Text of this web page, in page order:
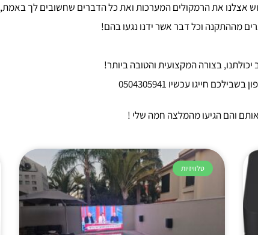
אצלנו את הרמקולים המערכות ואת כל הדברים שחשובים לך באמת,
מההתקנה וכל דבר אשר ידנו נגעו בהם!
בצורה המקצועית והטובה ביותר!
0504305941
והם הגיעו מהמלצה חמה שלי !
טלוויזיות